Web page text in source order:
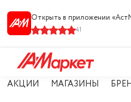
Открыть в приложении
41
АКЦИИ МАГАЗИНЫ